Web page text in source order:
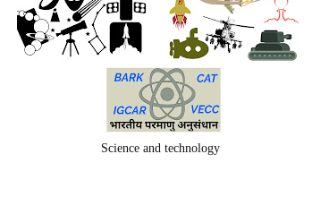
Science and technology